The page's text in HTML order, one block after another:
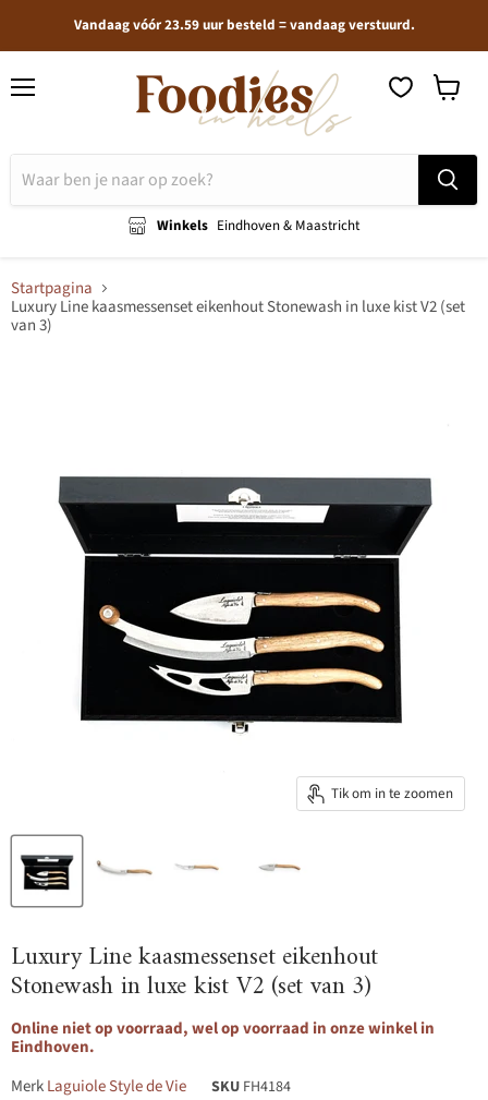
Vandaag vóór 23.59 uur besteld = vandaag verstuurd.
Winkels Eindhoven & Maastricht
Startpagina
Luxury Line kaasmessenset eikenhout Stonewash in luxe kist V2 (set
van 3)
Tik om in te zoomen
Luxury Line kaasmessenset eikenhout
Stonewash in luxe kist V2 (set van 3)
Online niet op voorraad, wel op voorraad in onze winkel in
Eindhoven.
MerkLaguiole Style de Vie SKU FH4184